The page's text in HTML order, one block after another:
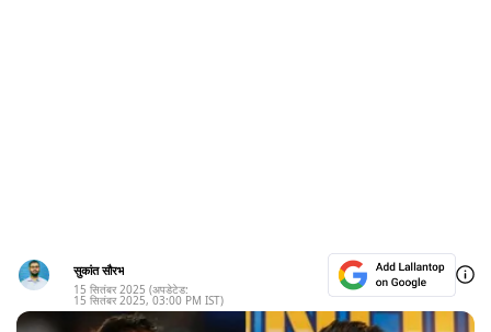
सुकांत सौरभ
15 सितंबर 2025 (अपडेटेड:
15 सितंबर 2025, 03:00 PM IST)